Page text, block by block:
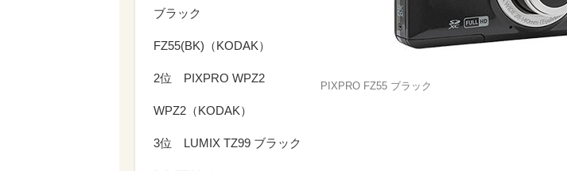
PIXPRO FZ55 ブラック
ブラック
FZ55(BK)（KODAK）
2位 PIXPRO WPZ2
WPZ2（KODAK）
3位 LUMIX TZ99 ブラック